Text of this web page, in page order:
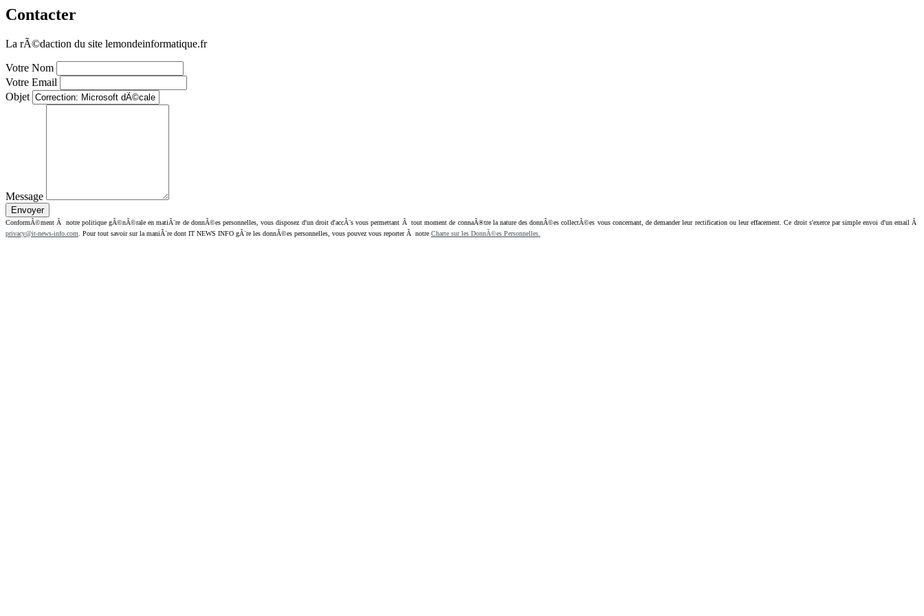
Contacter
La rÃ©daction du site lemondeinformatique.fr
Votre Nom
Votre Email
Objet
Message
ConformÃ©ment Ã notre politique gÃ©nÃ©rale en matiÃ¨re de donnÃ©es personnelles, vous disposez d'un droit d'accÃ¨s vous permettant Ã tout moment de connaÃ®tre la nature des donnÃ©es collectÃ©es vous concernant, de demander leur rectification ou leur effacement. Ce droit s'exerce par simple envoi d'un email Ã
privacy@it-news-info.com . Pour tout savoir sur la maniÃ¨re dont IT NEWS INFO gÃ¨re les donnÃ©es personnelles, vous pouvez vous reporter Ã notre Charte sur les DonnÃ©es Personnelles.